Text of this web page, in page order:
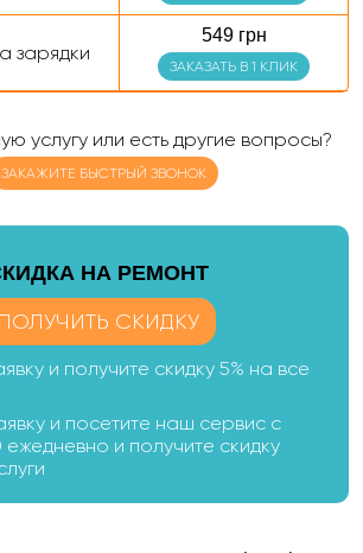
зарядки
549 грн
ЗАКАЗАТЬ В 1 КЛИК
услугу или есть другие вопросы?
ЗАКАЖИТЕ БЫСТРЫЙ ЗВОНОК
НА РЕМОНТ
ПОЛУЧИТЬ СКИДКУ
и получите скидку 5% на все
и посетите наш сервис с
ежедневно и получите скидку